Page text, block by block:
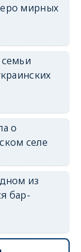
мирных
о
селе
из
бар-